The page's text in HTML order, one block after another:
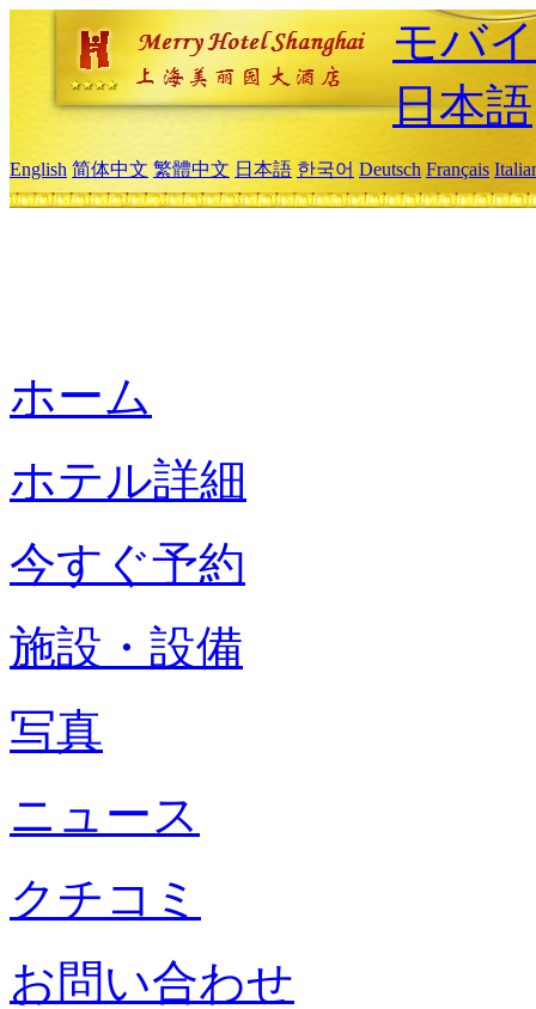
モバ
日本語
English 简体中文 繁體中文 日本語 한국어 Deutsch Français
ホーム
ホテル詳細
今すぐ予約
施設・設備
写真
ニュース
クチコミ
お問い合わせ